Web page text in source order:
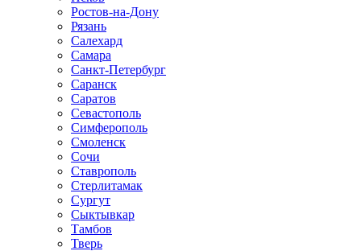
Ростов-на-Дону
Рязань
Салехард
Самара
Санкт-Петербург
Саранск
Саратов
Севастополь
Симферополь
Смоленск
Сочи
Ставрополь
Стерлитамак
Сургут
Сыктывкар
Тамбов
Тверь